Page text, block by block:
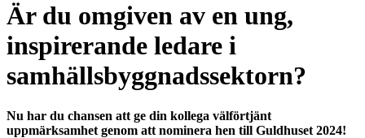
Är du omgiven av en ung,
inspirerande ledare i
samhällsbyggnadssektorn?
Nu har du chansen att ge din kollega välförtjänt
uppmärksamhet genom att nominera hen till Guldhuset 2024!